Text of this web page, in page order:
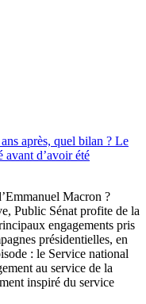
après, quel bilan ? Le
d’avoir été
Macron ?
Public Sénat profite de la
engagements pris
présidentielles, en
: le Service national
au service de la
inspiré du service